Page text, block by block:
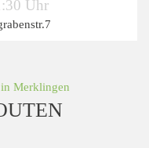
Uhr
Merklingen